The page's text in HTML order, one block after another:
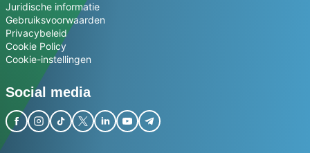
Juridische informatie
Gebruiksvoorwaarden
Privacybeleid
Cookie Policy
Cookie-instellingen
Social media